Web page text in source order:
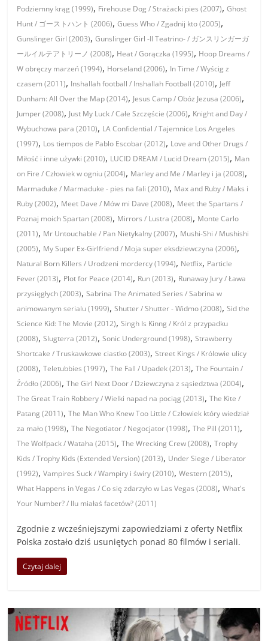
Podziemny krąg (1999), Firehouse Dog / Strażacki pies (2007),Ghost
Hunt / ゴーストハント (2006),Guess Who / Zgadnij kto (2005),
Gunslinger Girl (2003),Gunslinger Girl -Il Teatrino- / ガンスリンガーガ
ールイルテアトリーノ (2008), Heat / Gorączka (1995), Hoop Dreams /
W obręczy marzeń (1994), Horseland (2006), In Time / Wyścig z
czasem (2011), Inshallah football / Inshallah Football (2010), Jeff
Dunham: All Over the Map (2014), Jesus Camp / Obóz Jezusa (2006),
Jumper (2008), Just My Luck / Całe Szczęście (2006), Knight and Day /
Wybuchowa para (2010), LA Confidential / Tajemnice Los Angeles
(1997), Los tiempos de Pablo Escobar (2012), Love and Other Drugs /
Miłość i inne używki (2010), LUCID DREAM / Lucid Dream (2015), Man
on Fire / Człowiek w ogniu (2004), Marley and Me / Marley i ja (2008),
Marmaduke / Marmaduke - pies na fali (2010), Max and Ruby / Maks i
Ruby (2002), Meet Dave / Mów mi Dave (2008), Meet the Spartans /
Poznaj moich Spartan (2008), Mirrors / Lustra (2008), Monte Carlo
(2011), Mr Untouchable / Pan Nietykalny (2007), Mushi-Shi / Mushishi
(2005), My Super Ex-Girlfriend / Moja super eksdziewczyna (2006),
Natural Born Killers / Urodzeni mordercy (1994), Netflix, Particle
Fever (2013), Plot for Peace (2014), Run (2013), Runaway Jury / Ława
przysięgłych (2003),Sabrina The Animated Series / Sabrina w
animowanym serialu (1999),Shutter / Shutter - Widmo (2008),Sid the
Science Kid: The Movie (2012),Singh Is Kinng / Król z przypadku
(2008),Slugterra (2012),Sonic Underground (1998),Strawberry
Shortcake / Truskawkowe ciastko (2003),Street Kings / Królowie ulicy
(2008),Teletubbies (1997),The Fall / Upadek (2013),The Fountain /
Źródło (2006),The Girl Next Door / Dziewczyna z sąsiedztwa (2004),
The Great Train Robbery / Wielki napad na pociąg (2013),The Kite /
Patang (2011),The Man Who Knew Too Little / Człowiek który wiedział
za mało (1998),The Negotiator / Negocjator (1998),The Pill (2011),
The Wolfpack / Wataha (2015),The Wrecking Crew (2008),Trophy
Kids / Trophy Kids (Extended Version) (2013), Under Siege / Liberator
(1992),Vampires Suck / Wampiry i świry (2010),Western (2015),
What Happens in Vegas / Co się zdarzyło w Las Vegas (2008),What's
Your Number? / Ilu miałaś facetów? (2011)
Zgodnie z wcześniejszymi zapowiedziami z oferty Netflix
Polska zostało dziś usuniętych ponad 80 filmów i seriali.
Czytaj dalej